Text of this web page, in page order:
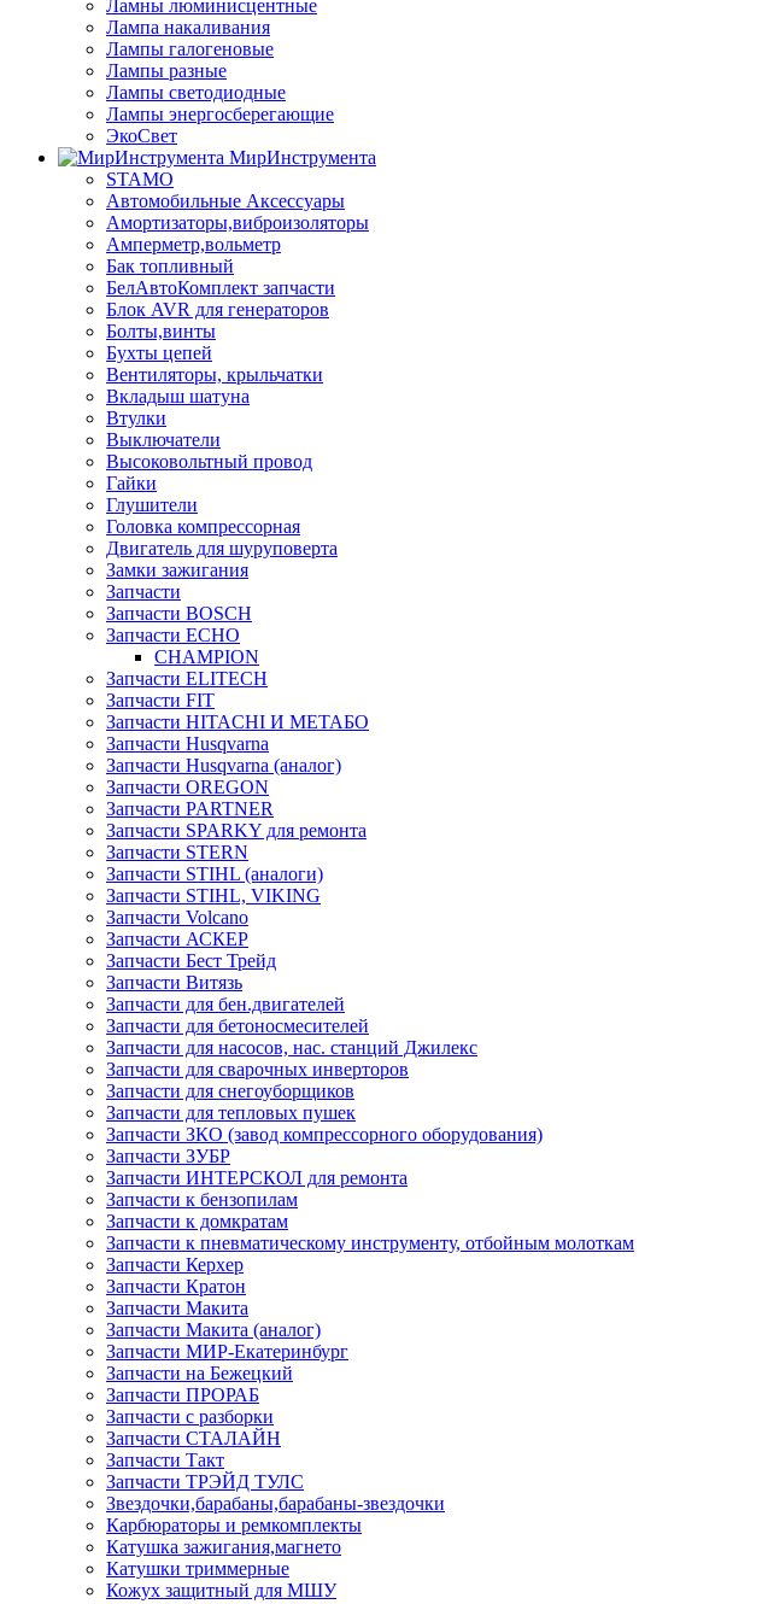
Ламны люминисцентные
Лампа накаливания
Лампы галогеновые
Лампы разные
Лампы светодиодные
Лампы энергосберегающие
ЭкоСвет
МирИнструмента
STAMO
Автомобильные Аксессуары
Амортизаторы,виброизоляторы
Амперметр,вольметр
Бак топливный
БелАвтоКомплект запчасти
Блок AVR для генераторов
Болты,винты
Бухты цепей
Вентиляторы, крыльчатки
Вкладыш шатуна
Втулки
Выключатели
Высоковольтный провод
Гайки
Глушители
Головка компрессорная
Двигатель для шуруповерта
Замки зажигания
Запчасти
Запчасти BOSCH
Запчасти ECHO
CHAMPION
Запчасти ELITECH
Запчасти FIT
Запчасти HITACHI И МЕТАБО
Запчасти Husqvarna
Запчасти Husqvarna (аналог)
Запчасти OREGON
Запчасти PARTNER
Запчасти SPARKY для ремонта
Запчасти STERN
Запчасти STIHL (аналоги)
Запчасти STIHL, VIKING
Запчасти Volcano
Запчасти АСКЕР
Запчасти Бест Трейд
Запчасти Витязь
Запчасти для бен.двигателей
Запчасти для бетоносмесителей
Запчасти для насосов, нас. станций Джилекс
Запчасти для сварочных инверторов
Запчасти для снегоуборщиков
Запчасти для тепловых пушек
Запчасти ЗКО (завод компрессорного оборудования)
Запчасти ЗУБР
Запчасти ИНТЕРСКОЛ для ремонта
Запчасти к бензопилам
Запчасти к домкратам
Запчасти к пневматическому инструменту, отбойным молоткам
Запчасти Керхер
Запчасти Кратон
Запчасти Макита
Запчасти Макита (аналог)
Запчасти МИР-Екатеринбург
Запчасти на Бежецкий
Запчасти ПРОРАБ
Запчасти с разборки
Запчасти СТАЛАЙН
Запчасти Такт
Запчасти ТРЭЙД ТУЛС
Звездочки,барабаны,барабаны-звездочки
Карбюраторы и ремкомплекты
Катушка зажигания,магнето
Катушки триммерные
Кожух защитный для МШУ